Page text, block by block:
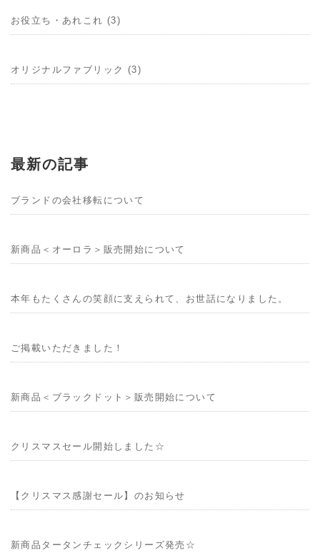
お役立ち・あれこれ (3)
オリジナルファブリック (3)
最新の記事
ブランドの会社移転について
新商品＜オーロラ＞販売開始について
本年もたくさんの笑顔に支えられて、お世話になりました。
ご掲載いただきました！
新商品＜ブラックドット＞販売開始について
クリスマスセール開始しました☆
【クリスマス感謝セール】のお知らせ
新商品タータンチェックシリーズ発売☆